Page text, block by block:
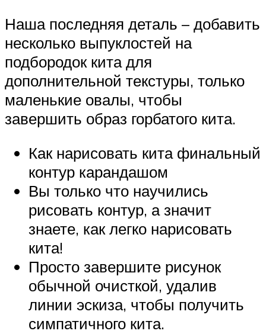
Наша последняя деталь – добавить
несколько выпуклостей на
подбородок кита для
дополнительной текстуры, только
маленькие овалы, чтобы
завершить образ горбатого кита.
Как нарисовать кита финальный
контур карандашом
Вы только что научились
рисовать контур, а значит
знаете, как легко нарисовать
кита!
Просто завершите рисунок
обычной очисткой, удалив
линии эскиза, чтобы получить
симпатичного кита.